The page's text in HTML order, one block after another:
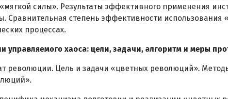
силы». Результаты эффективного применения
Сравнительная степень эффективности использования
процессах.
управляемого хаоса: цели, задачи, алгоритм и меры
революции. Цель и задачи «цветных революций».